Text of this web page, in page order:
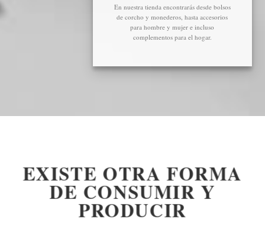
En nuestra tienda encontrarás desde bolsos
de corcho y monederos, hasta accesorios
para hombre y mujer e incluso
complementos para el hogar.
EXISTE OTRA FORMA
DE CONSUMIR Y
PRODUCIR